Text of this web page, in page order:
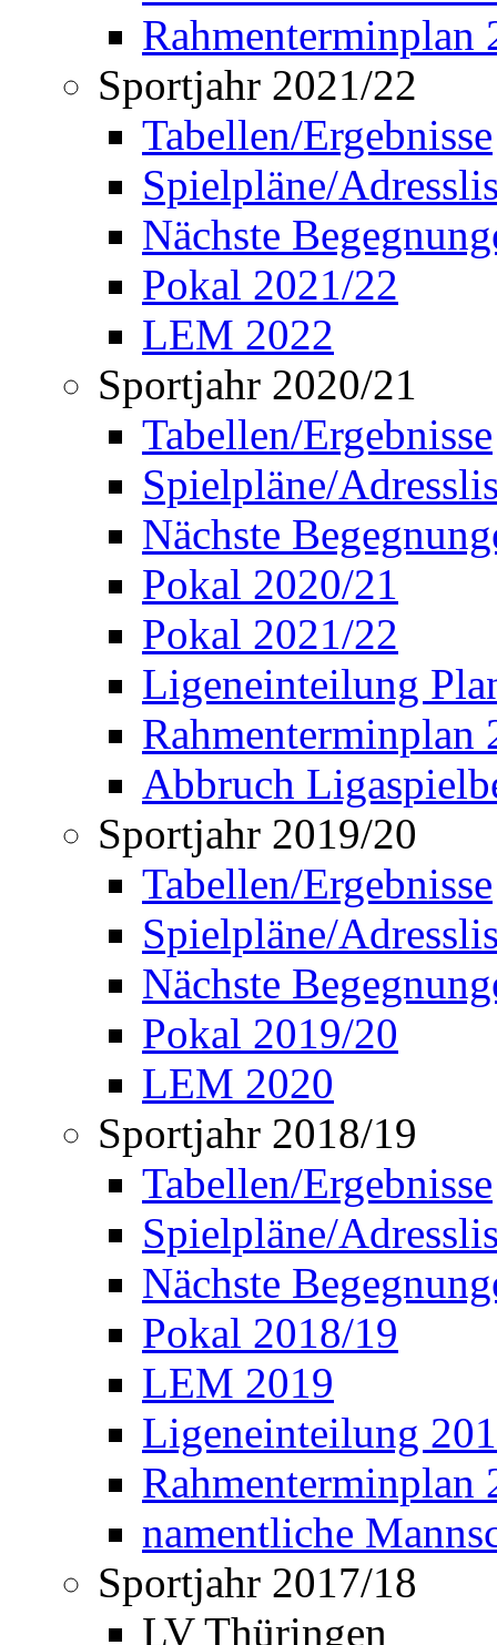
Rahmenterminplan
Sportjahr 2021/22
Tabellen/Ergebnisse
Spielpläne/
Nächste
Pokal 2021/22
LEM 2022
Sportjahr 2020/21
Tabellen/Ergebnisse
Spielpläne/
Nächste
Pokal 2020/21
Pokal 2021/22
Ligeneinteilung
Rahmenterminplan
Abbruch
Sportjahr 2019/20
Tabellen/Ergebnisse
Spielpläne/
Nächste
Pokal 2019/20
LEM 2020
Sportjahr 2018/19
Tabellen/Ergebnisse
Spielpläne/
Nächste
Pokal 2018/19
LEM 2019
Ligeneinteilung
Rahmenterminplan
namentliche
Sportjahr 2017/18
LV Thüringen